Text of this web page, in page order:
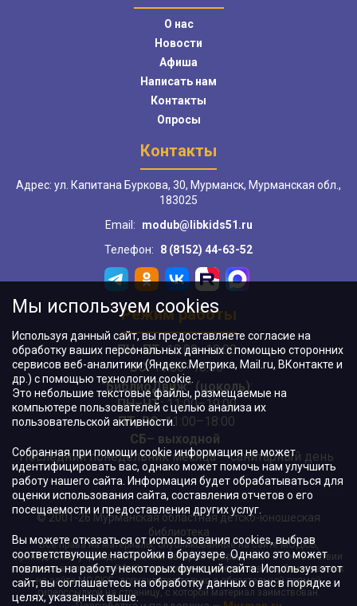
О нас
Новости
Афиша
Написать нам
Контакты
Опросы
Контакты
Адрес: ул. Капитана Буркова, 30, Мурманск, Мурманская обл.,
183025
Email:
modub@libkids51.ru
Телефон:
8 (8152) 44-63-52
Режим работы
ПН–ПТ:10:00–18:00
ВС:11:00–18:00
"БиблиоДвиж" (цоколь):
ПН–ЧТ:11:00–19:00
ПТ, ВС:11:00–18:00
СБ– выходной
Последний понедельник месяца – санитарный день
© 2001-26 Мурманская областная детско-юношеская
библиотека
Все права на материалы, опубликованные на сайте МОДЮБ,
принадлежат учреждению и/или авторам и охраняются в соответствии
с законодательством РФ. Использование материалов, опубликованных
на сайте МОДЮБ, допускается только с обязательной прямой
гиперссылкой на страницу, с которой материал заимствован.
Мы используем cookies
Используя данный сайт, вы предоставляете согласие на
обработку ваших персональных данных с помощью сторонних
сервисов веб-аналитики (Яндекс.Метрика, Mail.ru, ВКонтакте и
др.) с помощью технологии cookie.
Это небольшие текстовые файлы, размещаемые на
компьютере пользователей с целью анализа их
пользовательской активности.
Собранная при помощи cookie информация не может
идентифицировать вас, однако может помочь нам улучшить
работу нашего сайта. Информация будет обрабатываться для
оценки использования сайта, составления отчетов о его
посещаемости и предоставления других услуг.
Вы можете отказаться от использования cookies, выбрав
соответствующие настройки в браузере. Однако это может
повлиять на работу некоторых функций сайта. Используя этот
сайт, вы соглашаетесь на обработку данных о вас в порядке и
целях, указанных выше.